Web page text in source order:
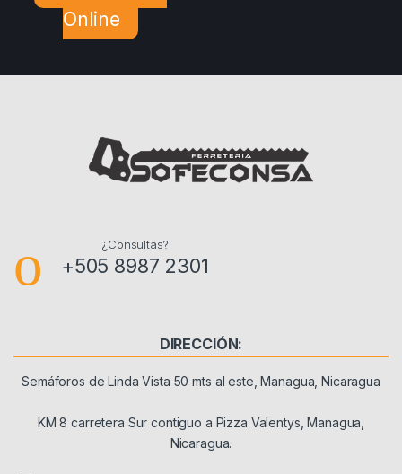
Online
¿Consultas?
+505 8987 2301
DIRECCIÓN:
Semáforos de Linda Vista 50 mts al este, Managua, Nicaragua
KM 8 carretera Sur contiguo a Pizza Valentys, Managua,
Nicaragua.